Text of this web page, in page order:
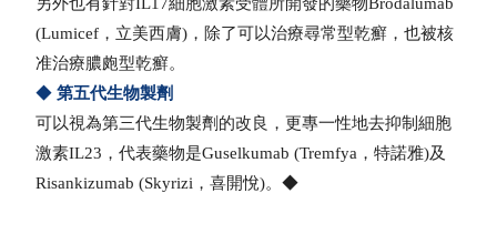
另外也有針對IL17細胞激素受體所開發的藥物Brodalumab
(Lumicef，立美西膚)，除了可以治療尋常型乾癬，也被核
准治療膿皰型乾癬。
◆第五代生物製劑
可以視為第三代生物製劑的改良，更專一性地去抑制細胞
激素IL23，代表藥物是Guselkumab (Tremfya，特諾雅)及
Risankizumab (Skyrizi，喜開悅)。◆